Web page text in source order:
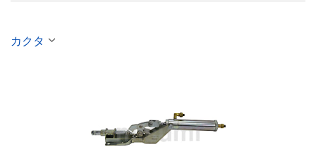
カクタ